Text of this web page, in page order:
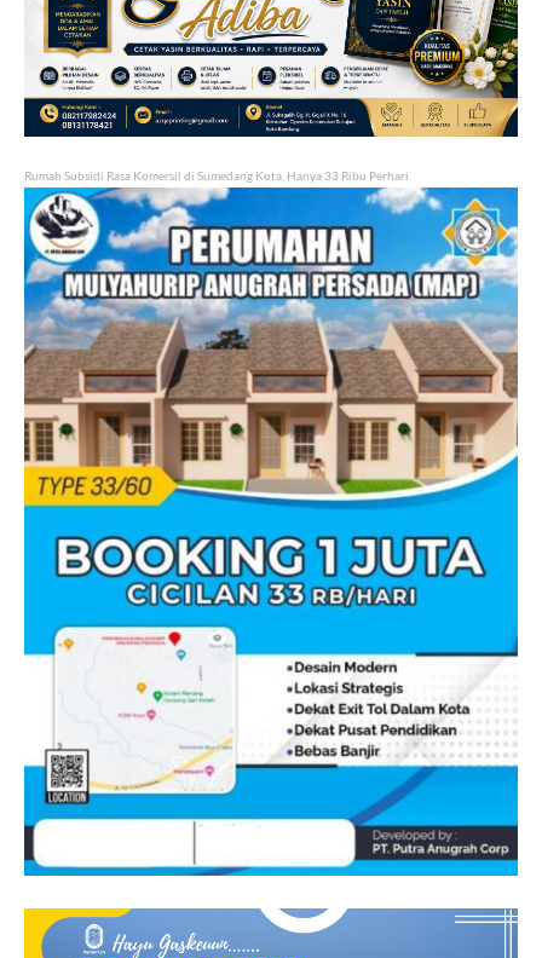
Rumah Subsidi Rasa Komersil di Sumedang Kota, Hanya 33 Ribu Perhari